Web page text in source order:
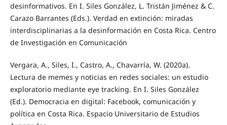
desinformativos. En I. Siles González, L. Tristán Jiménez & C.
Carazo Barrantes (Eds.). Verdad en extinción: miradas
interdisciplinarias a la desinformación en Costa Rica. Centro
de Investigación en Comunicación
Vergara, A., Siles, I., Castro, A., Chavarría, W. (2020a).
Lectura de memes y noticias en redes sociales: un estudio
exploratorio mediante eye tracking. En I. Siles González
(Ed.). Democracia en digital: Facebook, comunicación y
política en Costa Rica. Espacio Universitario de Estudios